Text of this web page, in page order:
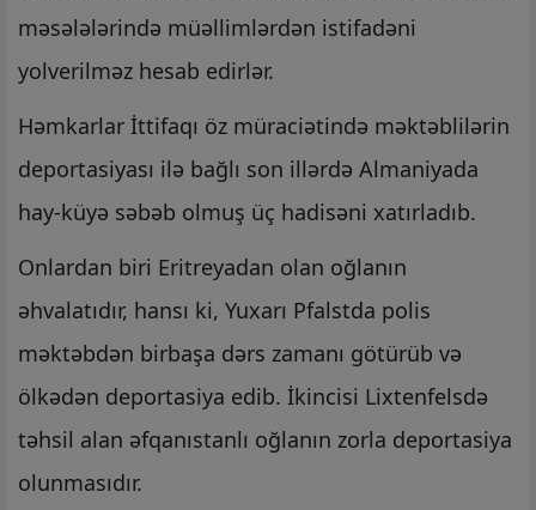
məsələlərində müəllimlərdən istifadəni
yolverilməz hesab edirlər.
Həmkarlar İttifaqı öz müraciətində məktəblilərin
deportasiyası ilə bağlı son illərdə Almaniyada
hay-küyə səbəb olmuş üç hadisəni xatırladıb.
Onlardan biri Eritreyadan olan oğlanın
əhvalatıdır, hansı ki, Yuxarı Pfalstda polis
məktəbdən birbaşa dərs zamanı götürüb və
ölkədən deportasiya edib. İkincisi Lixtenfelsdə
təhsil alan əfqanıstanlı oğlanın zorla deportasiya
olunmasıdır.